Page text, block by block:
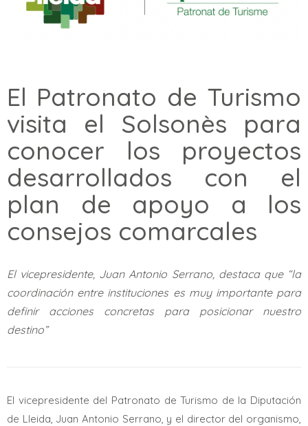
El Patronato de Turismo
visita el Solsonès para
conocer los proyectos
desarrollados con el
plan de apoyo a los
consejos comarcales
El vicepresidente, Juan Antonio Serrano, destaca que “la
coordinación entre instituciones es muy importante para
definir acciones concretas para posicionar nuestro
destino”
El vicepresidente del Patronato de Turismo de la Diputación
de Lleida, Juan Antonio Serrano, y el director del organismo,